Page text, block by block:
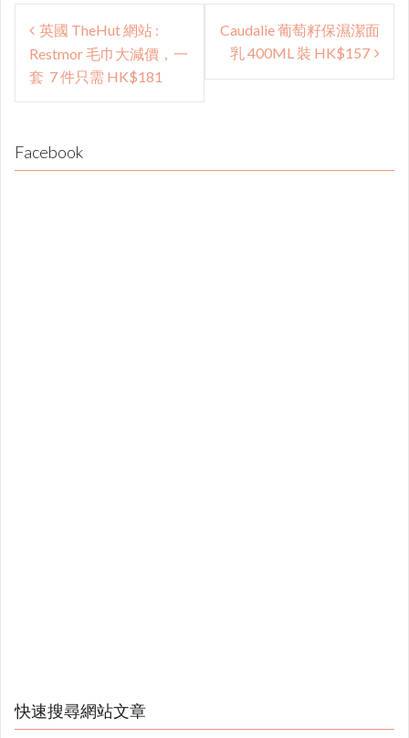
Post
navigation
英國 TheHut 網站 :
Restmor 毛巾大減價，一
套 7 件只需 HK$181
Caudalie 葡萄籽保濕潔面
乳 400ML 裝 HK$157
Facebook
快速搜尋網站文章